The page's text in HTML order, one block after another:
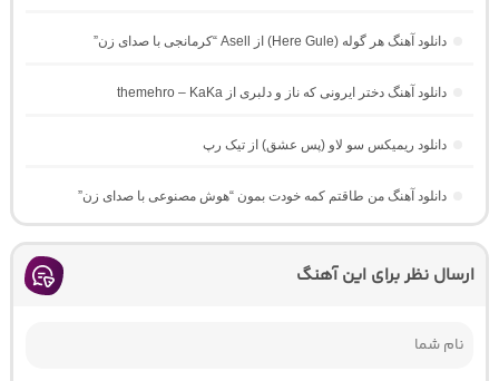
دانلود آهنگ هر گوله (Here Gule) از Asell “کرمانجی با صدای زن”
دانلود آهنگ دختر ایرونی که ناز و دلبری از themehro – KaKa
دانلود ریمیکس سو لاو (پس عشق) از تیک رپ
دانلود آهنگ من طاقتم کمه خودت بمون “هوش مصنوعی با صدای زن”
ارسال نظر برای این آهنگ